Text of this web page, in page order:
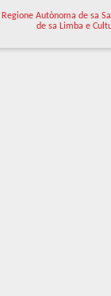
Regione Autònoma de sa
de sa Limba e